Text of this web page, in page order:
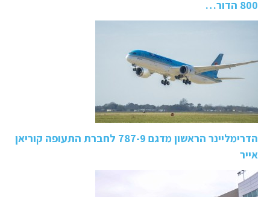
800 הדור…
הדרימליינר הראשון מדגם 787-9 לחברת התעופה קוריאן
אייר